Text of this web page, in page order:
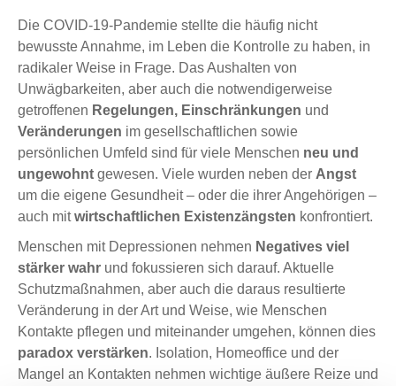
Die COVID-19-Pandemie stellte die häufig nicht
bewusste Annahme, im Leben die Kontrolle zu haben, in
radikaler Weise in Frage. Das Aushalten von
Unwägbarkeiten, aber auch die notwendigerweise
getroffenen Regelungen, Einschränkungen und
Veränderungen im gesellschaftlichen sowie
persönlichen Umfeld sind für viele Menschen neu und
ungewohnt gewesen. Viele wurden neben der Angst
um die eigene Gesundheit – oder die ihrer Angehörigen –
auch mitwirtschaftlichen Existenzängsten konfrontiert.
Menschen mit Depressionen nehmen Negatives viel
stärker wahr und fokussieren sich darauf. Aktuelle
Schutzmaßnahmen, aber auch die daraus resultierte
Veränderung in der Art und Weise, wie Menschen
Kontakte pflegen und miteinander umgehen, können dies
paradox verstärken. Isolation, Homeoffice und der
Mangel an Kontakten nehmen wichtige äußere Reize und